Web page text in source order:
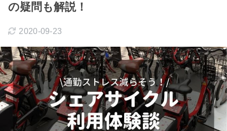
の疑問も解説！
2020-09-23